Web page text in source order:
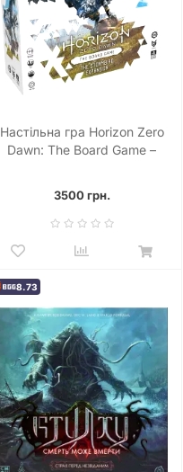
Настільна гра Horizon Zero
Dawn: The Board Game –
3500 грн.
8.73